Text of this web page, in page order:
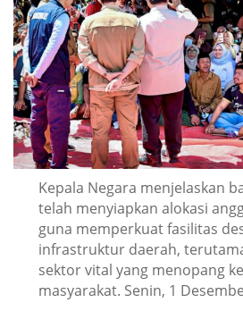
Kepala Negara menjelaskan
telah menyiapkan alokasi
guna memperkuat fasilitas
infrastruktur daerah,
sektor vital yang menopang
masyarakat. Senin, 1